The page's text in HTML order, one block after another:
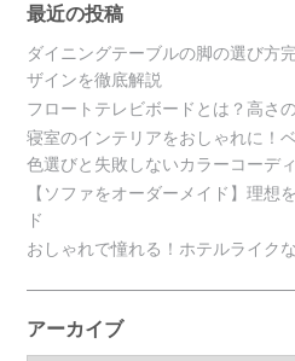
最近の投稿
ダイニングテーブルの脚の選び方
ザインを徹底解説
フロートテレビボードとは？高さ
寝室のインテリアをおしゃれに！
色選びと失敗しないカラーコーデ
【ソファをオーダーメイド】理想
ド
おしゃれで憧れる！ホテルライク
アーカイブ